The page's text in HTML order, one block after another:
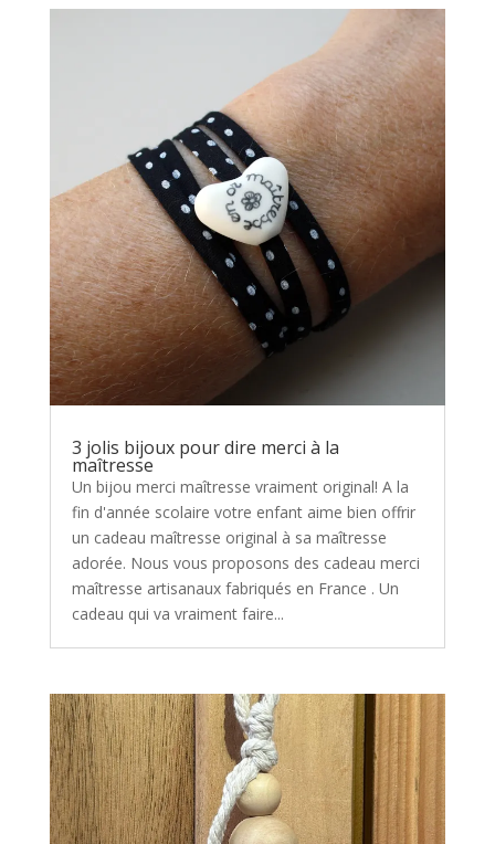
3 jolis bijoux pour dire merci à la
maîtresse
Un bijou merci maîtresse vraiment original! A la
fin d'année scolaire votre enfant aime bien offrir
un cadeau maîtresse original à sa maîtresse
adorée. Nous vous proposons des cadeau merci
maîtresse artisanaux fabriqués en France . Un
cadeau qui va vraiment faire...